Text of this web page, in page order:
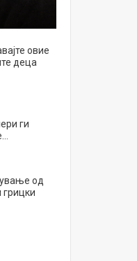
овие
деца
ги
од
грицки